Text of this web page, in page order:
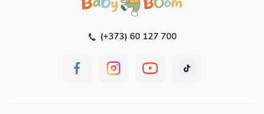
(+373) 60 127 700